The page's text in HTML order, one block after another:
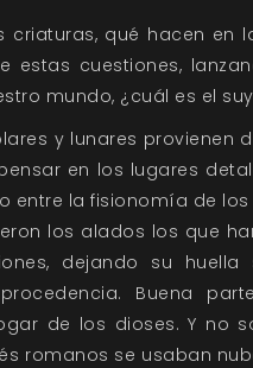
qué hacen en
estas cuestiones,
mundo, ¿cuál es el
y lunares provienen
en los lugares
entre la fisionomía de
los alados los que
dejando su huella
Buena
de los dioses. Y no
romanos se usaban